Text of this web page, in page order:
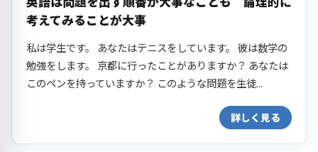
考えてみることが大事
私は学生です。 あなたはテニスをしています。 彼は数学の
勉強をします。 京都に行ったことがありますか？ あなたは
このペンを持っていますか？ このような問題を生徒...
詳しく見る